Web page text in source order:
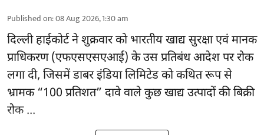
Published on:08 Aug 2026, 1:30 am
दिल्ली हाईकोर्ट ने शुक्रवार को भारतीय खाद्य सुरक्षा एवं मानक
प्राधिकरण(एफएसएसएआई) के उस प्रतिबंध आदेश पर रोक
लगा दी, जिसमें डाबर इंडिया लिमिटेड को कथित रूप से
भ्रामक “100 प्रतिशत” दावे वाले कुछ खाद्य उत्पादों की बिक्री
रोक ...